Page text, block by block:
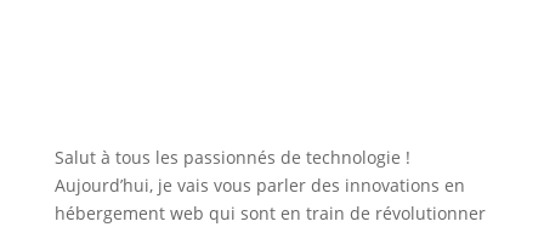
Salut à tous les passionnés de technologie !
Aujourd’hui, je vais vous parler des innovations en
hébergement web qui sont en train de révolutionner